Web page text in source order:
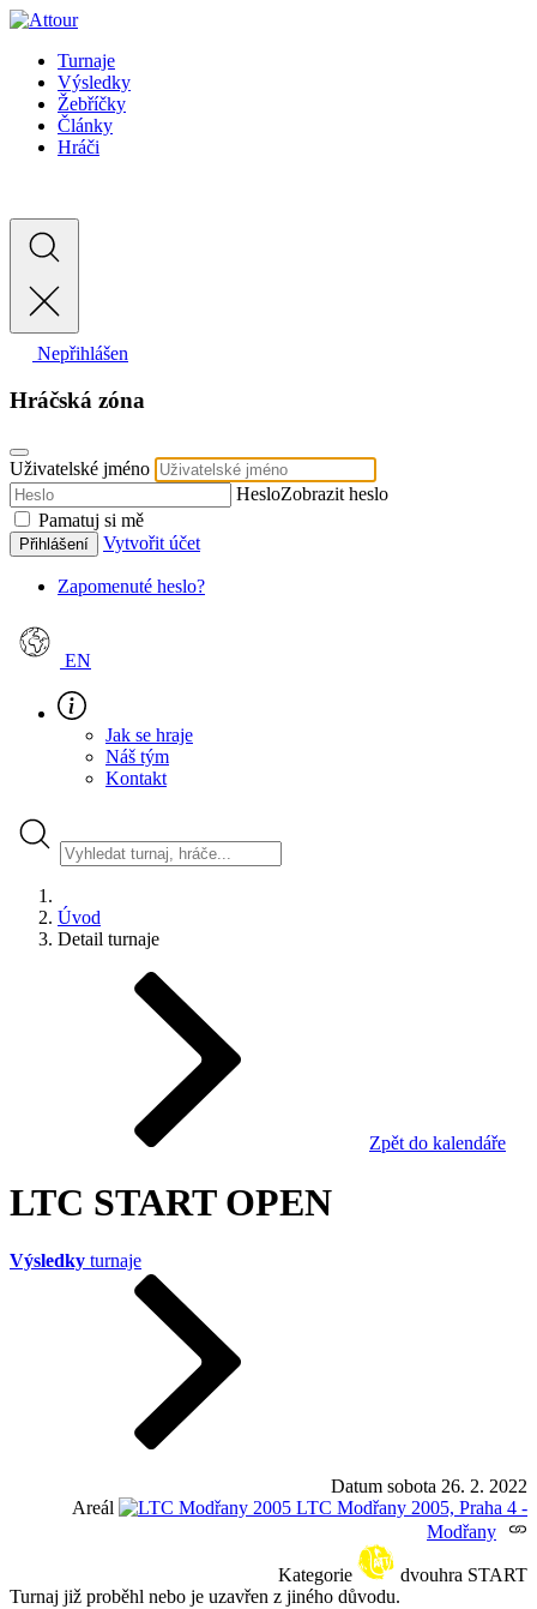
Turnaje
Výsledky
Žebříčky
Články
Hráči
Nepřihlášen
Hráčská zóna
Uživatelské jméno
HesloZobrazit heslo
Pamatuj si mě
Přihlášení Vytvořit účet
Zapomenuté heslo?
EN
Jak se hraje
Náš tým
Kontakt
Úvod
Detail turnaje
Zpět do kalendáře
LTC START OPEN
Výsledky turnaje
Datum sobota 26. 2. 2022
Areál
LTC Modřany 2005, Praha 4 -
Modřany
Kategorie
dvouhra START
Turnaj již proběhl nebo je uzavřen z jiného důvodu.